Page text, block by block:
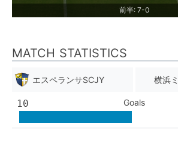
前半: 7-0
MATCH STATISTICS
エスペランサSCJY 横浜
10 Goals